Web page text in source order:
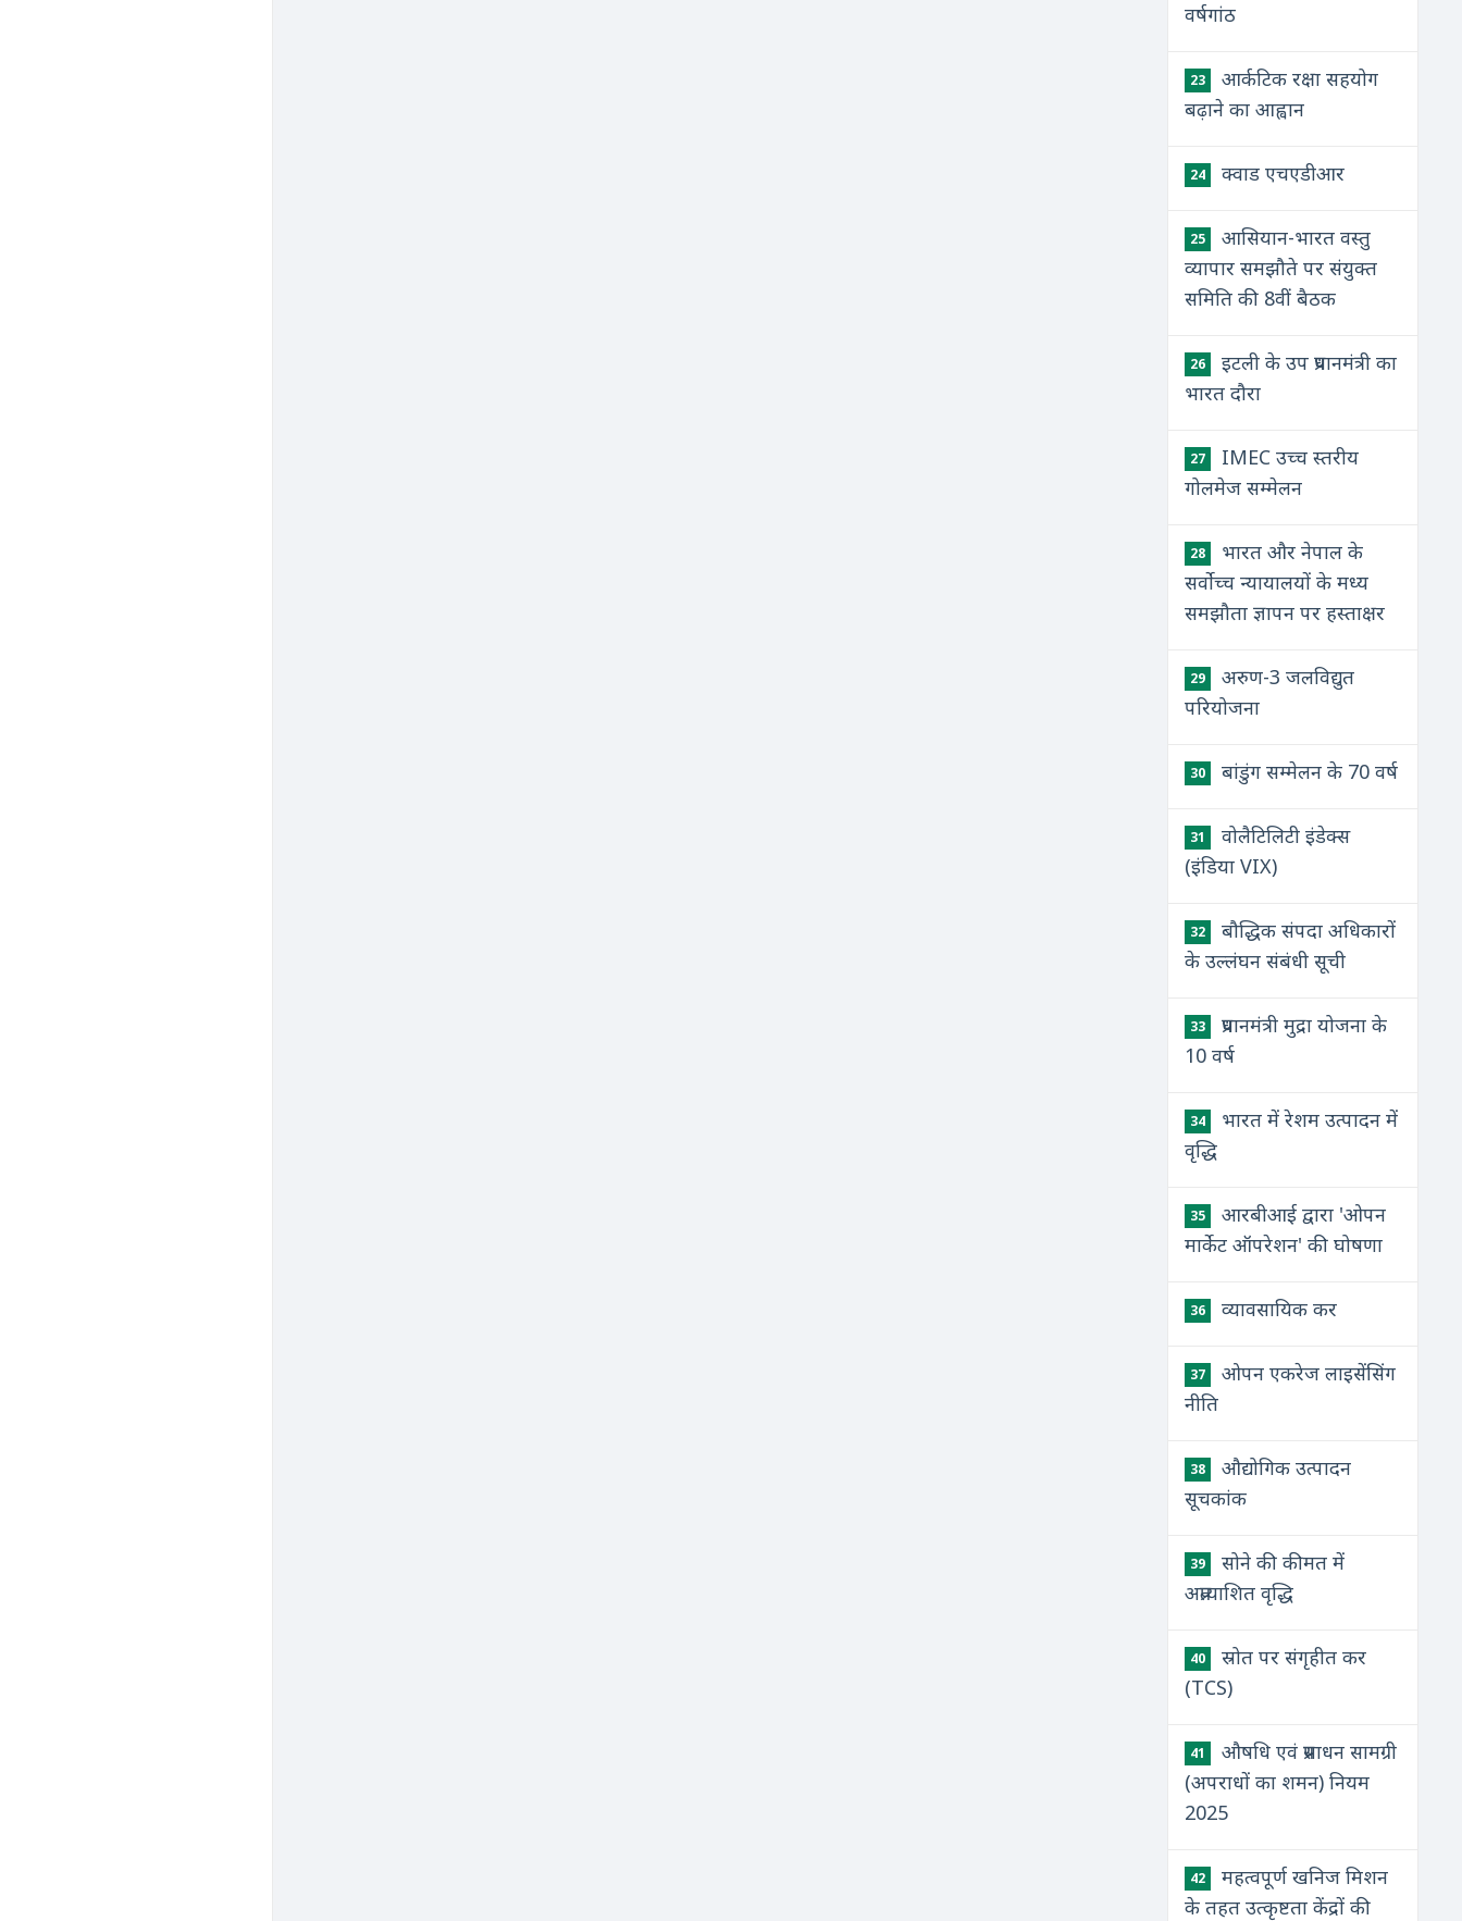
वर्षगांठ
23
आर्कटिक रक्षा सहयोग
बढ़ाने का आह्वान
24 क्वाड एचएडीआर
25
आसियान-भारत वस्तु
व्यापार समझौते पर संयुक्त
समिति की 8वीं बैठक
26
इटली के उप प्रधानमंत्री का
भारत दौरा
27
IMEC उच्च स्तरीय
गोलमेज सम्मेलन
28
भारत और नेपाल के
सर्वोच्च न्यायालयों के मध्य
समझौता ज्ञापन पर हस्ताक्षर
29
अरुण-3 जलविद्युत
परियोजना
30 बांडुंग सम्मेलन के 70 वर्ष
31
वोलैटिलिटी इंडेक्स
(इंडिया VIX)
32
बौद्धिक संपदा अधिकारों
के उल्लंघन संबंधी सूची
33
प्रधानमंत्री मुद्रा योजना के
10 वर्ष
34
भारत में रेशम उत्पादन में
वृद्धि
35
आरबीआई द्वारा 'ओपन
मार्केट ऑपरेशन' की घोषणा
36 व्यावसायिक कर
37
ओपन एकरेज लाइसेंसिंग
नीति
38
औद्योगिक उत्पादन
सूचकांक
39
सोने की कीमत में
अप्रत्याशित वृद्धि
40
स्रोत पर संगृहीत कर
(TCS)
41
औषधि एवं प्रसाधन सामग्री
(अपराधों का शमन) नियम
2025
42
महत्वपूर्ण खनिज मिशन
के तहत उत्कृष्टता केंद्रों की